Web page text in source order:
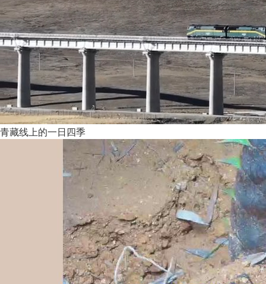
青藏线上的一日四季